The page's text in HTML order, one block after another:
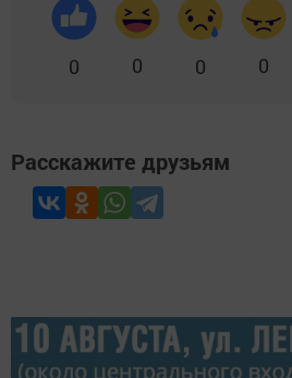
0 0 0 0
Расскажите друзьям